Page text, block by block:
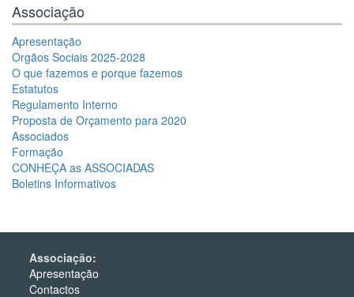
Associação
Apresentação
Orgãos Sociais 2025-2028
O que fazemos e porque fazemos
Estatutos
Regulamento Interno
Proposta de Orçamento para 2020
Associados
Formação
CONHEÇA as ASSOCIADAS
Boletins Informativos
Associação:
Apresentação
Contactos